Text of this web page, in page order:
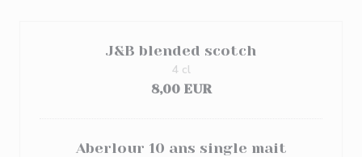
J&B blended scotch
8,00 EUR
4 cl
Aberlour 10 ans single mait